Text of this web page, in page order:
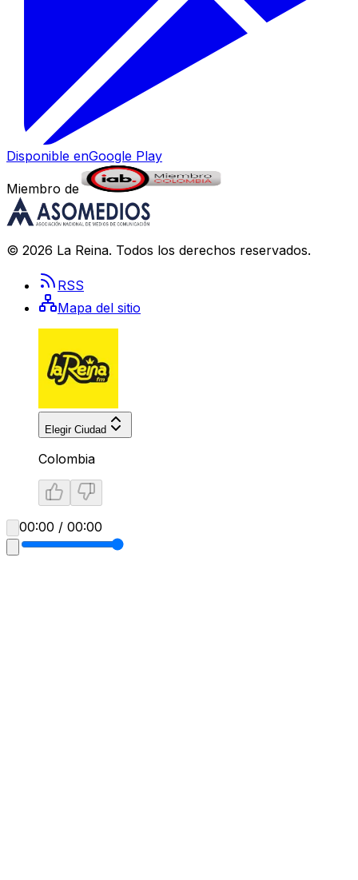
Disponible enGoogle Play
Miembro de
© 2026 La Reina. Todos los derechos reservados.
RSS
Mapa del sitio
Elegir Ciudad
Colombia
00:00 / 00:00